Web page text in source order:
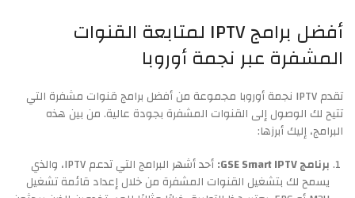
أفضل برامج IPTV لمتابعة القنوات
المشفرة عبر نجمة أوروبا
تقدم IPTV نجمة أوروبا مجموعة من أفضل برامج قنوات مشفرة التي
تتيح لك الوصول إلى القنوات المشفرة بجودة عالية. من بين هذه
البرامج، إليك أبرزها:
برنامج GSE Smart IPTV:
أحد أشهر البرامج التي تدعم IPTV، والذي
يسمح لك بتشغيل القنوات المشفرة من خلال إعداد قائمة تشغيل